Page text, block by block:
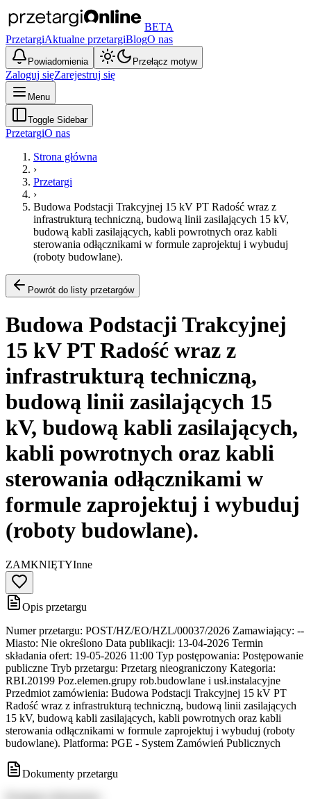
BETA
PrzetargiAktualne przetargiBlogO nas
Powiadomienia Przełącz motyw
Zaloguj sięZarejestruj się
Menu
Toggle Sidebar
PrzetargiO nas
Strona główna
›
Przetargi
›
Budowa Podstacji Trakcyjnej 15 kV PT Radość wraz z
infrastrukturą techniczną, budową linii zasilających 15 kV,
budową kabli zasilających, kabli powrotnych oraz kabli
sterowania odłącznikami w formule zaprojektuj i wybuduj
(roboty budowlane).
Powrót do listy przetargów
Budowa Podstacji Trakcyjnej
15 kV PT Radość wraz z
infrastrukturą techniczną,
budową linii zasilających 15
kV, budową kabli zasilających,
kabli powrotnych oraz kabli
sterowania odłącznikami w
formule zaprojektuj i wybuduj
(roboty budowlane).
ZAMKNIĘTYInne
Opis przetargu
Numer przetargu: POST/HZ/EO/HZL/00037/2026 Zamawiający: --
Miasto: Nie określono Data publikacji: 13-04-2026 Termin
składania ofert: 19-05-2026 11:00 Typ postępowania: Postępowanie
publiczne Tryb przetargu: Przetarg nieograniczony Kategoria:
RBI.20199 Poz.elemen.grupy rob.budowlane i usł.instalacyjne
Przedmiot zamówienia: Budowa Podstacji Trakcyjnej 15 kV PT
Radość wraz z infrastrukturą techniczną, budową linii zasilających
15 kV, budową kabli zasilających, kabli powrotnych oraz kabli
sterowania odłącznikami w formule zaprojektuj i wybuduj (roboty
budowlane). Platforma: PGE - System Zamówień Publicznych
Dokumenty przetargu